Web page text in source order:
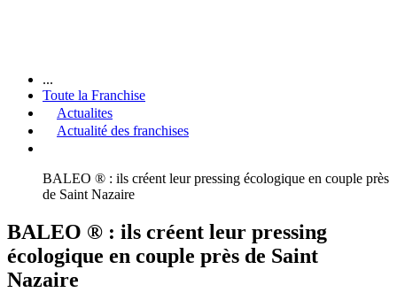
...
Toute la Franchise
Actualites
Actualité des franchises
BALEO ® : ils créent leur pressing écologique en couple près
de Saint Nazaire
BALEO ® : ils créent leur pressing
écologique en couple près de Saint
Nazaire